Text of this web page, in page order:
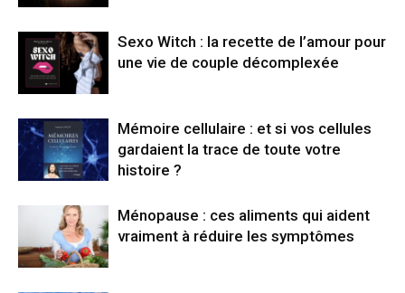
Sexo Witch : la recette de l’amour pour
une vie de couple décomplexée
Mémoire cellulaire : et si vos cellules
gardaient la trace de toute votre
histoire ?
Ménopause : ces aliments qui aident
vraiment à réduire les symptômes